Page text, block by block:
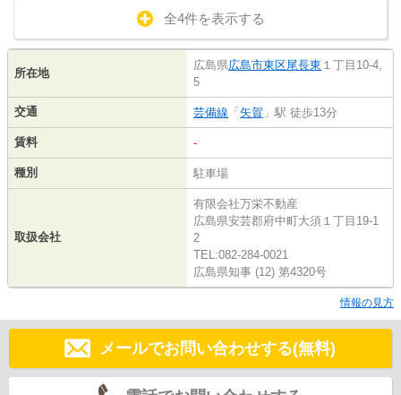
全4件を表示する
所在地
広島県広島市東区尾長東 １丁目10-4,
5
交通 芸備線 「矢賀 」駅 徒歩13分
賃料 -
種別 駐車場
取扱会社
有限会社万栄不動産
広島県安芸郡府中町大須１丁目19-1
2
TEL:082-284-0021
広島県知事 (12) 第4320号
情報の見方
メールでお問い合わせする(無料)